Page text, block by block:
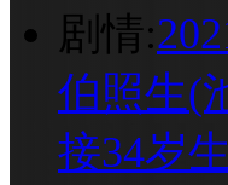
剧情:
伯照生(
接34岁